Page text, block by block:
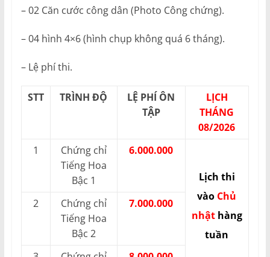
– 02 Căn cước công dân (Photo Công chứng).
– 04 hình 4×6 (hình chụp không quá 6 tháng).
– Lệ phí thi.
STT TRÌNH ĐỘ
LỆ PHÍ ÔN
TẬP
LỊCH
THÁNG
08/2026
1
Chứng chỉ
Tiếng Hoa
Bậc 1
6.000.000
Lịch thi
vào Chủ
nhật hàng
tuần
2
Chứng chỉ
Tiếng Hoa
Bậc 2
7.000.000